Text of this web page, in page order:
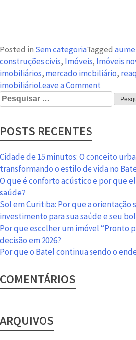
Posted in Sem categoriaTagged
construções civis, Imóveis, Imóveis
imobiliários, mercado imobiliário,
imobiliárioLeave a Comment
Imóveis
novos
13%
em
vendas
Curitiba
Pesquisar
por:
POSTS RECENTES
Cidade de 15 minutos: O conceito
transformando o estilo de vida no
O que é conforto acústico e por que
saúde?
Sol em Curitiba: Por que a orientação
investimento para sua saúde e seu
Por que escolher um imóvel “Pronto
decisão em 2026?
Por que o Batel continua sendo o
COMENTÁRIOS
ARQUIVOS